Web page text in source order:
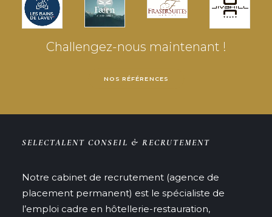
Challengez-nous maintenant !
NOS RÉFÉRENCES
SELECTALENT CONSEIL & RECRUTEMENT
Notre cabinet de recrutement (agence de
placement permanent) est le spécialiste de
l’emploi cadre en hôtellerie-restauration,